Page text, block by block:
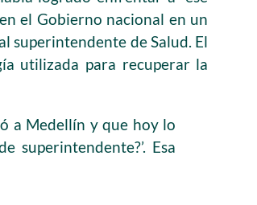
el Gobierno nacional en un
superintendente de Salud. El
utilizada para recuperar la
a Medellín y que hoy lo
Esa